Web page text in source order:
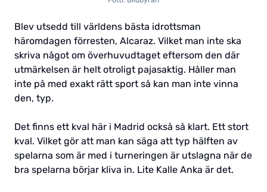
Blev utsedd till världens bästa idrottsman
häromdagen förresten, Alcaraz. Vilket man inte ska
skriva något om överhuvudtaget eftersom den där
utmärkelsen är helt otroligt pajasaktig. Håller man
inte på med exakt rätt sport så kan man inte vinna
den, typ.
Det finns ett kval här i Madrid också så klart. Ett stort
kval. Vilket gör att man kan säga att typ hälften av
spelarna som är med i turneringen är utslagna när de
bra spelarna börjar kliva in. Lite Kalle Anka är det.